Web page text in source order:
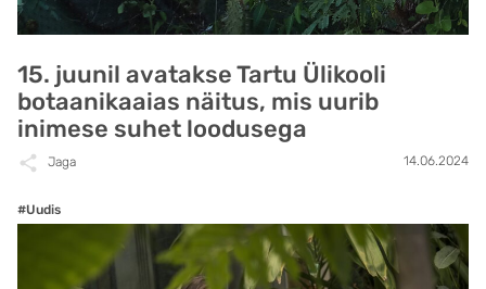
15. juunil avatakse Tartu Ülikooli
botaanikaaias näitus, mis uurib
inimese suhet loodusega
Jaga 14.06.2024
#Uudis